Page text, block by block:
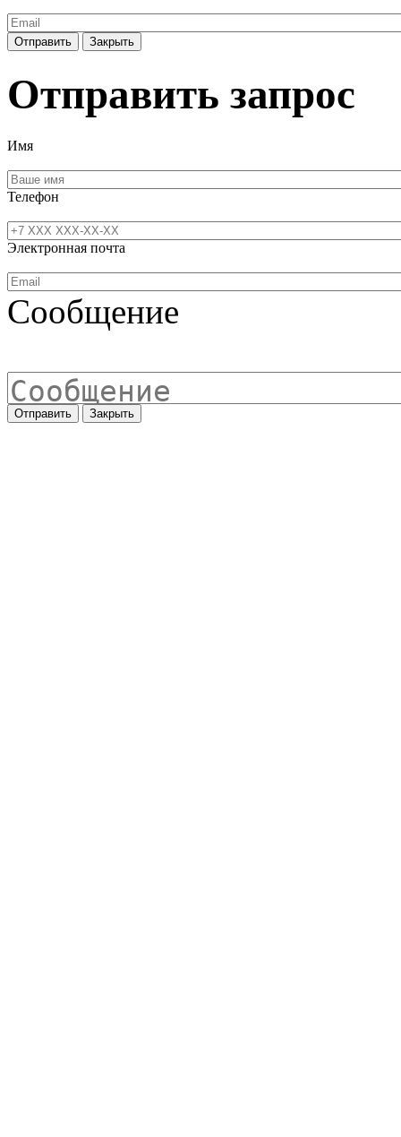
Отправить Закрыть
Отправить запрос
Имя
Телефон
Электронная почта
Сообщение
Отправить Закрыть